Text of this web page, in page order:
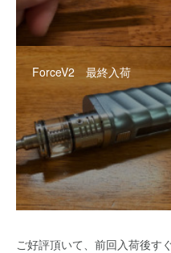
ForceV2 最終入荷
ご好評頂いて、前回入荷後す